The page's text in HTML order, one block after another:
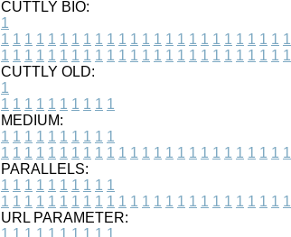
CUTTLY BIO:
1
1 1 1 1 1 1 1 1 1 1 1 1 1 1 1 1 1 1 1 1 1 1 1 1 1
1 1 1 1 1 1 1 1 1 1 1 1 1 1 1 1 1 1 1 1 1 1 1 1 1
CUTTLY OLD:
1
1 1 1 1 1 1 1 1 1 1
MEDIUM:
1 1 1 1 1 1 1 1 1 1
1 1 1 1 1 1 1 1 1 1 1 1 1 1 1 1 1 1 1 1 1 1 1 1 1
PARALLELS:
1 1 1 1 1 1 1 1 1 1
1 1 1 1 1 1 1 1 1 1 1 1 1 1 1 1 1 1 1 1 1 1 1 1 1
URL PARAMETER:
1 1 1 1 1 1 1 1 1 1